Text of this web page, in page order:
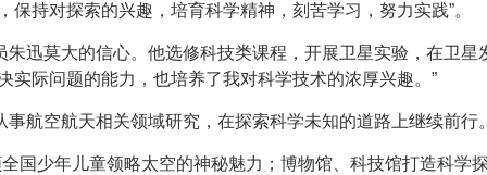
持对探索的兴趣，培育科学精神，刻苦学习，努力实践”。
迅莫大的信心。他选修科技类课程，开展卫星实验，在卫星
实际问题的能力，也培养了我对科学技术的浓厚兴趣。”
航空航天相关领域研究，在探索科学未知的道路上继续前行。
国少年儿童领略太空的神秘魅力；博物馆、科技馆打造科学探